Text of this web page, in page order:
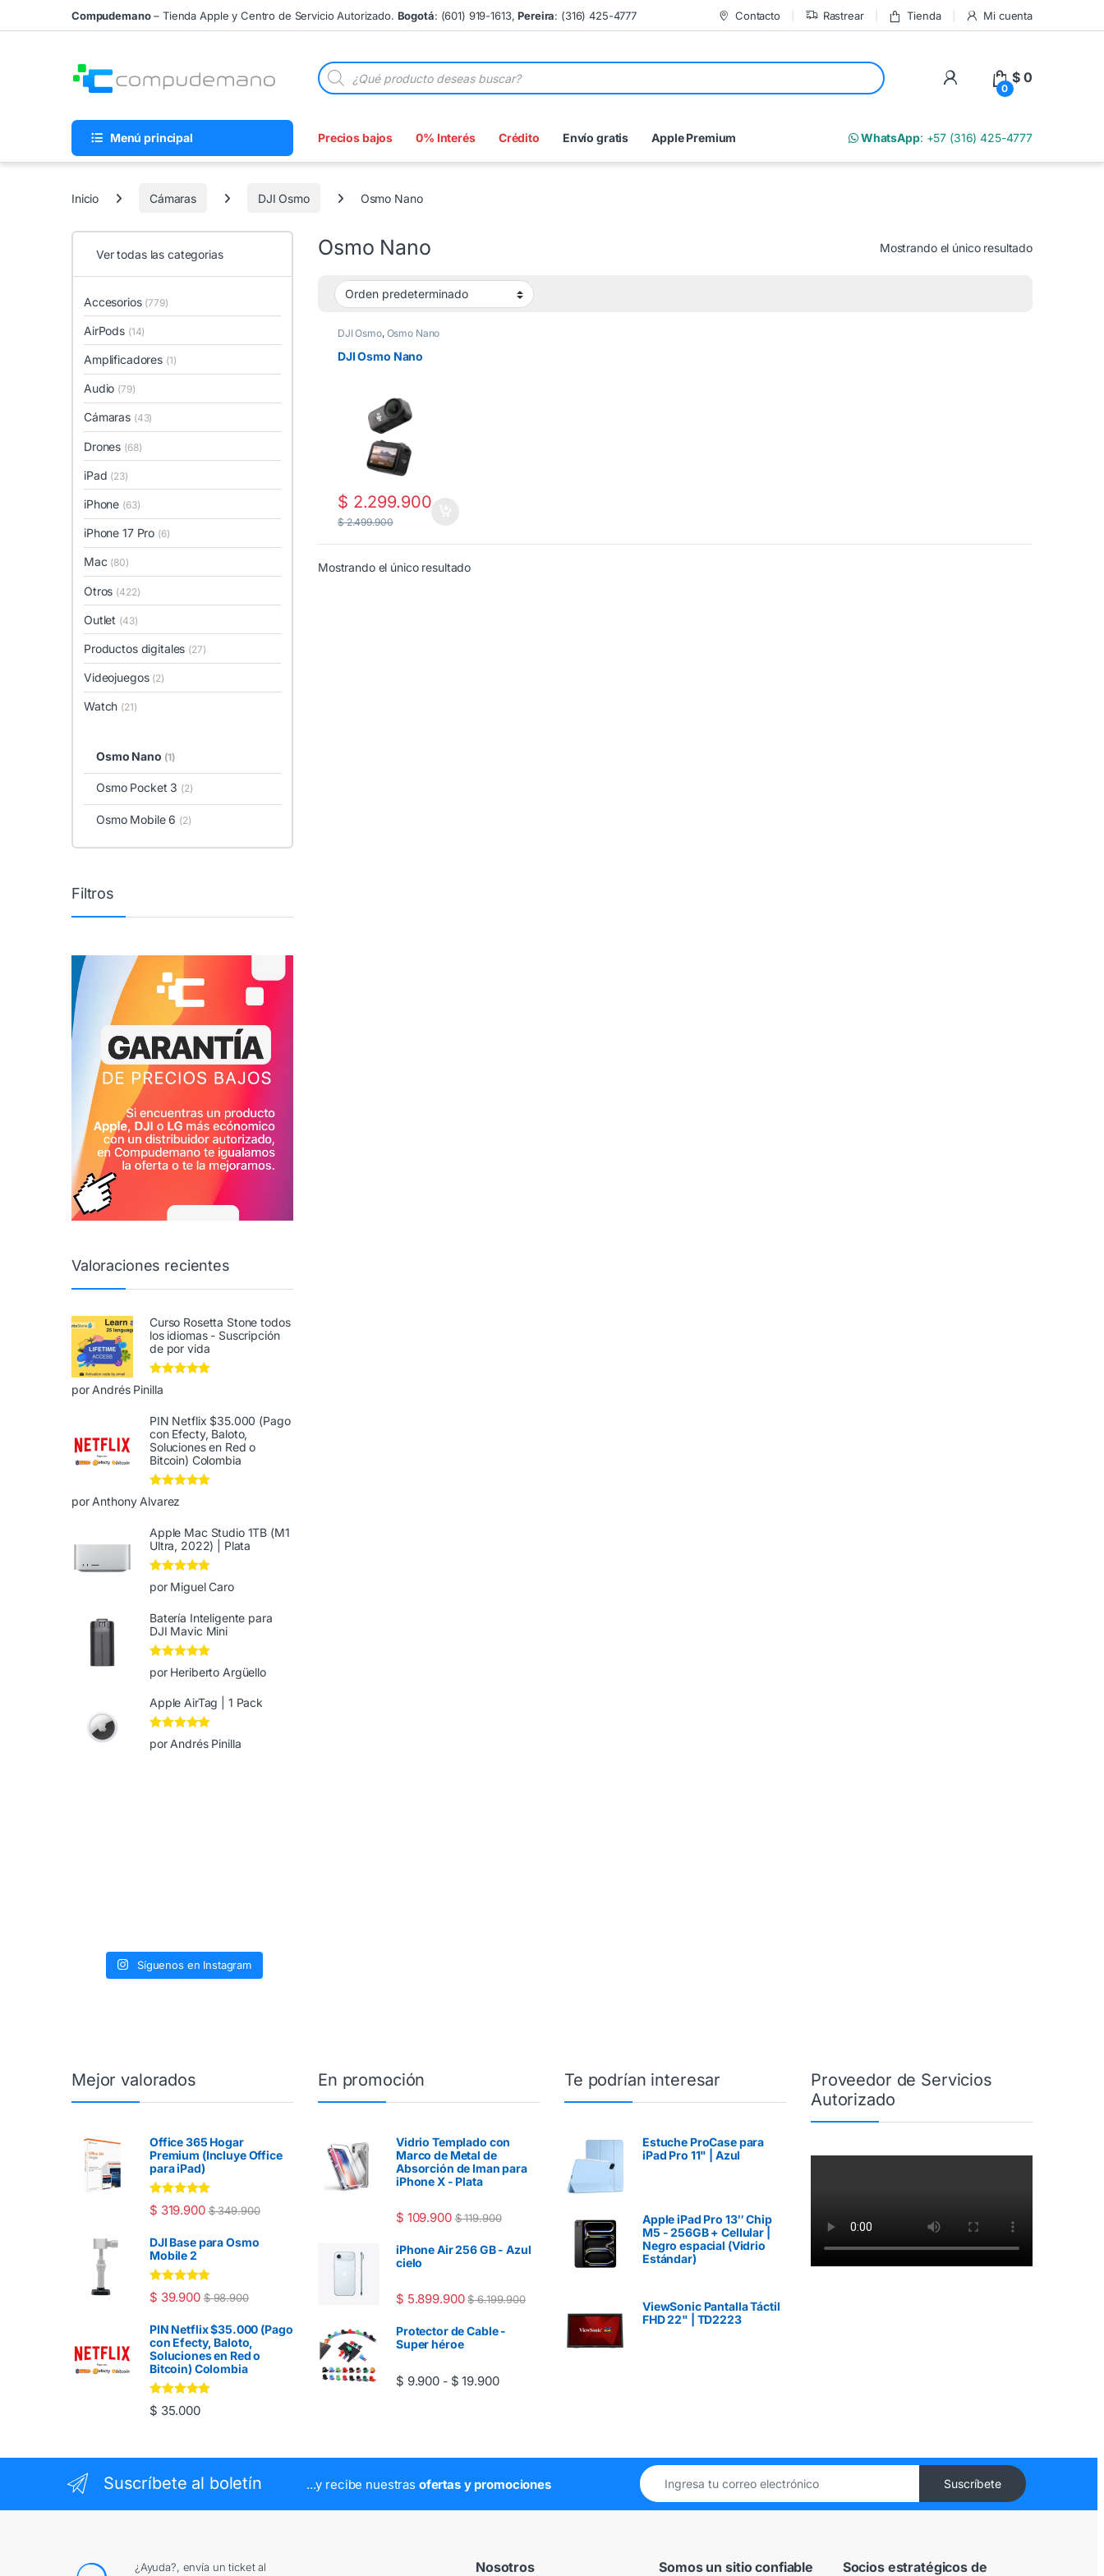
Skip to navigation
Skip to contentCompudemano– Tienda Apple y Centro de Servicio Autorizado. Bogotá: (601) 919-1613,Pereira: (316) 425-4777 Contacto Rastrear Tienda Mi cuenta
Búsqueda de productos
My Account
0
$ 0
Menú principal Precios bajos 0% Interés Crédito Envío gratis Apple Premium WhatsApp: +57 (316) 425-4777
Inicio Cámaras DJI Osmo Osmo Nano
Osmo Nano Mostrando el único resultado
DJI Osmo, Osmo Nano
DJI Osmo Nano
$ 2.299.900
$2.499.900
Mostrando el único resultado
Ver todas las categorias
Accesorios (779)
AirPods (14)
Amplificadores (1)
Audio (79)
Cámaras (43)
Drones (68)
iPad (23)
iPhone (63)
iPhone 17 Pro (6)
Mac (80)
Otros (422)
Outlet (43)
Productos digitales (27)
Videojuegos (2)
Watch (21)
Osmo Nano (1)
Osmo Pocket 3 (2)
Osmo Mobile 6 (2)
Filtros
Valoraciones recientes
Curso Rosetta Stone todos
los idiomas - Suscripción
de por vida
Valorado en
de 5
por Andrés Pinilla
PIN Netflix $35.000 (Pago
con Efecty, Baloto,
Soluciones en Red o
Bitcoin) Colombia
Valorado en
de 5
por Anthony Alvarez
Apple Mac Studio 1TB (M1
Ultra, 2022) | Plata
Valorado en 5
de 5
por Miguel Caro
Batería Inteligente para
DJI Mavic Mini
Valorado en
5
de 5
por Heriberto Argüello
Apple AirTag | 1 Pack
Valorado en5
de 5
por Andrés Pinilla
Síguenos en Instagram
Mejor valorados
Office 365 Hogar
Premium (Incluye Office
para iPad)
Valorado en
5.00 de 5
$ 319.900 $349.900
DJI Base para Osmo
Mobile 2
Valorado en
5.00de 5
$ 39.900 $98.900
PIN Netflix $35.000 (Pago
con Efecty, Baloto,
Soluciones en Red o
Bitcoin) Colombia
Valorado en
5.00de 5
$ 35.000
En promoción
Vidrio Templado con
Marco de Metal de
Absorción de Iman para
iPhone X - Plata
$ 109.900 $119.900
iPhone Air 256 GB - Azul
cielo
$ 5.899.900 $6.199.900
Protector de Cable -
Super héroe
$ 9.900 - $ 19.900Rango de precios: desde $ 9.900 hasta $ 19.900
Te podrían interesar
Estuche ProCase para
iPad Pro 11" | Azul
Apple iPad Pro 13″ Chip
M5 - 256GB + Cellular |
Negro espacial (Vidrio
Estándar)
ViewSonic Pantalla Táctil
FHD 22" | TD2223
Proveedor de Servicios
Autorizado
Suscríbete al boletín ...y recibe nuestras ofertas y promociones
¿Ayuda?, envía un ticket al Nosotros Somos un sitio confiable
Socios estratégicos de